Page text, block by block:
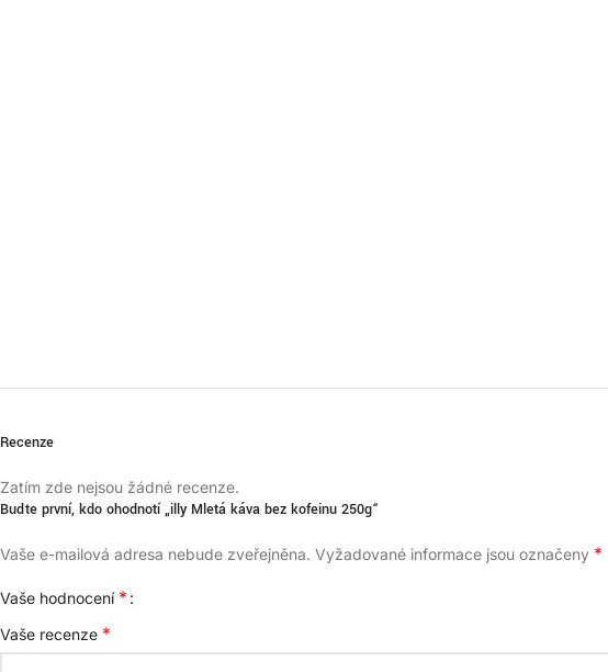
Recenze
Zatím zde nejsou žádné recenze.
Buďte první, kdo ohodnotí „illy Mletá káva bez kofeinu 250g“
Vaše e-mailová adresa nebude zveřejněna. Vyžadované informace jsou označeny *
Vaše hodnocení *
Vaše recenze *